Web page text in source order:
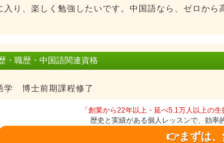
入り、楽しく勉強したいです。中国語なら、ゼロから
・職歴・中国語関連資格
学 博士前期課程修了
「創業から22年以上・延べ5.1万人以上の
歴史と実績がある個人レッスンで、効率
👉まずは